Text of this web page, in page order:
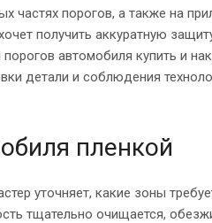
частях порогов, а также на
получить аккуратную
автомобиля купить и
детали и соблюдения
пленкой
уточняет, какие зоны
тщательно очищается,